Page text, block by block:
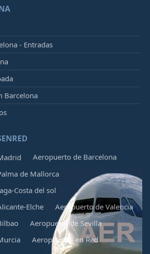
- Entradas
Barcelona
Aeropuerto de Barcelona
de Mallorca
Costa del sol
Elche
Aeropuerto de Valencia
Aeropuerto de Sevilla
Aeropuertos en Red